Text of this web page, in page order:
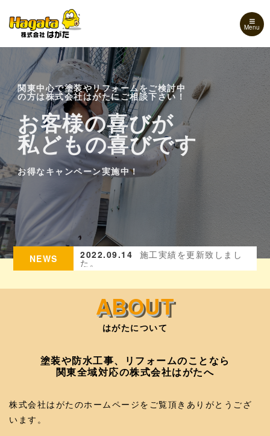
Menu
お得なキャンペーン実施中！
お客様の喜びが
私どもの喜びです
関東中心で塗装やリフォームをご検討中
の方は株式会社はがたにご相談下さい！
お得なキャンペーン実施中！
お客様の喜びが
私どもの喜びです
関東中心で塗装やリフォームをご検討中
の方は株式会社はがたにご相談下さい！
お得なキャンペーン実施中！
お客様の喜びが
私どもの喜びです
NEWS
更新致しまし 2022.09.14 施工実績を更新致しまし
た。
はがたについて
塗装や防水工事、リフォームのことなら
関東全域対応の株式会社はがたへ
株式会社はがたのホームページをご覧頂きありがとうござ
います。